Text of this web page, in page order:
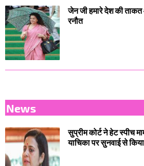
जेन जी हमारे देश की
रनौत
News
सुप्रीम कोर्ट ने हेट स्पीच
याचिका पर सुनवाई से